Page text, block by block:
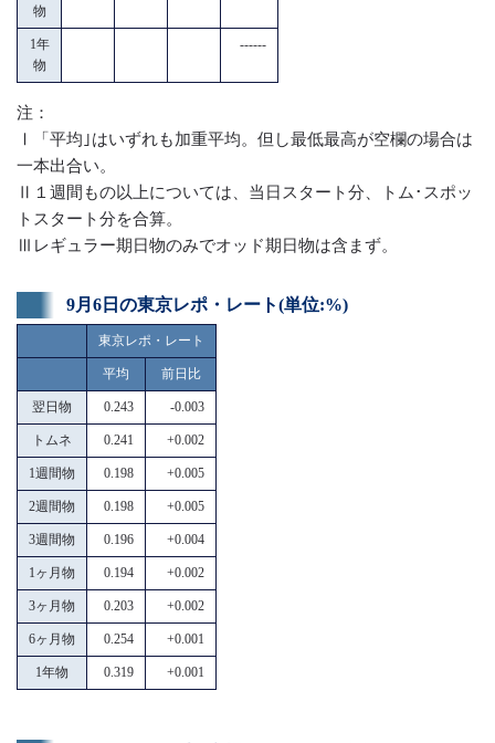
物
1年
物
------
注：
Ⅰ「平均｣はいずれも加重平均。但し最低最高が空欄の場合は
一本出合い。
Ⅱ１週間もの以上については、当日スタート分、トム･スポッ
トスタート分を合算。
Ⅲレギュラー期日物のみでオッド期日物は含まず。
9月6日の東京レポ・レート(単位:%)
東京レポ・レート
平均 前日比
翌日物 0.243 -0.003
トムネ 0.241 +0.002
1週間物 0.198 +0.005
2週間物 0.198 +0.005
3週間物 0.196 +0.004
1ヶ月物 0.194 +0.002
3ヶ月物 0.203 +0.002
6ヶ月物 0.254 +0.001
1年物 0.319 +0.001